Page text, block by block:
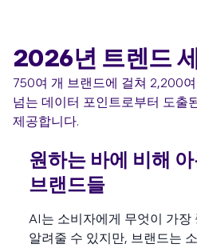
2026년 트렌드
750여 개 브랜드에 걸쳐 2,200
넘는 데이터 포인트로부터 도출
제공합니다.
원하는 바에 비해
브랜드들
AI는 소비자에게 무엇이 가장
알려줄 수 있지만, 브랜드는